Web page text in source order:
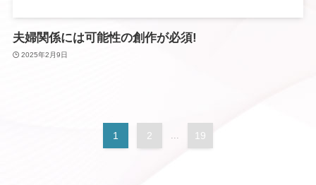
夫婦関係には可能性の創作が必須!
2025年2月9日
1 2 19